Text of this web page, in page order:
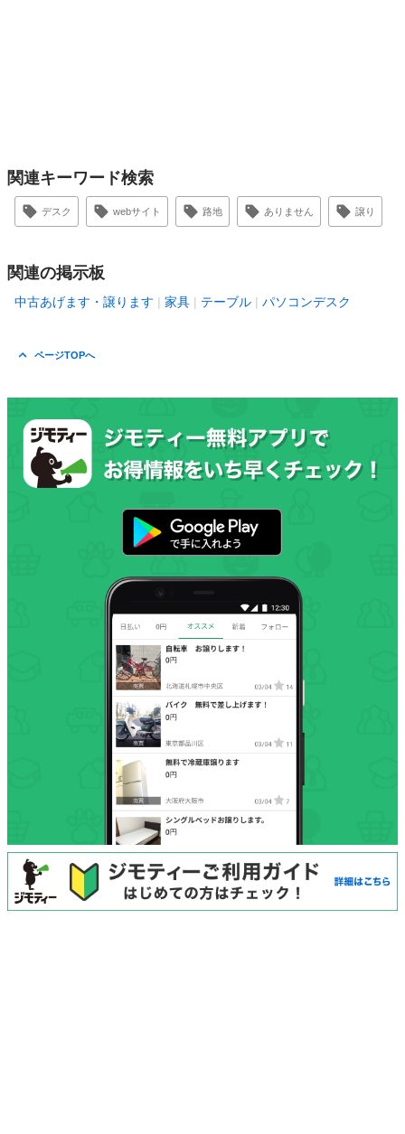
関連キーワード検索
デスク webサイト 路地 ありません 譲り
関連の掲示板
中古あげます・譲ります 家具 テーブル パソコンデスク
ページTOPへ